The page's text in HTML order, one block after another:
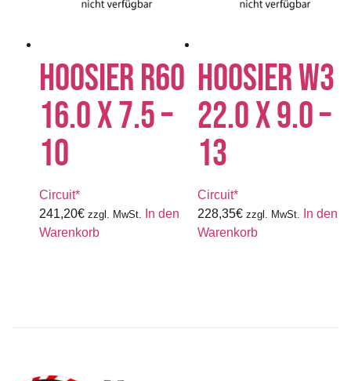
HOOSIER R60
16.0 X 7.5 –
10
Circuit*
241,20€ zzgl. MwSt.
In den
Warenkorb
HOOSIER W3
22.0 X 9.0 –
13
Circuit*
228,35€ zzgl. MwSt.
In den
Warenkorb